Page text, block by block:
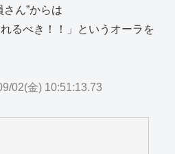
ん”からは
るべき！！」というオーラを
02(金) 10:51:13.73